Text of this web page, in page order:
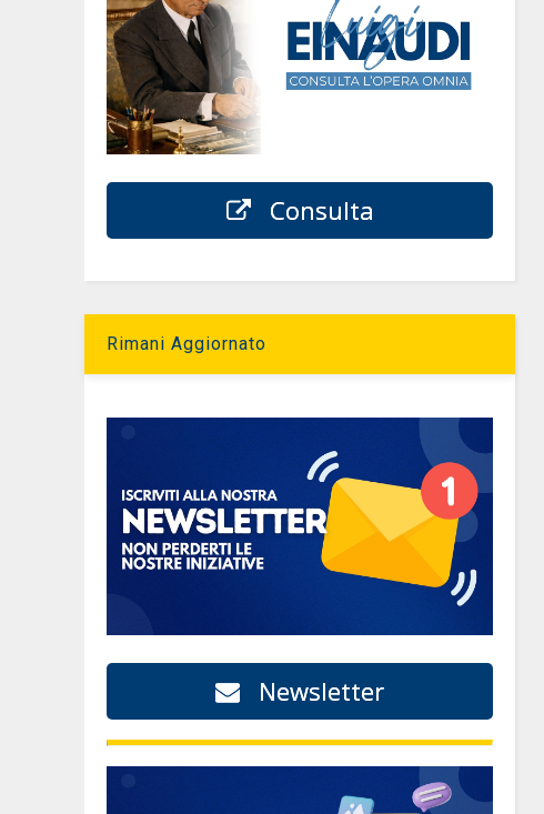
Consulta
Rimani Aggiornato
Newsletter